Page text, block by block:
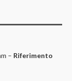
– Riferimento